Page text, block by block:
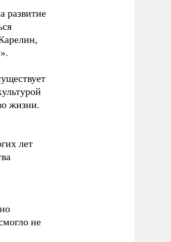
развитие
жизни.
лет
не